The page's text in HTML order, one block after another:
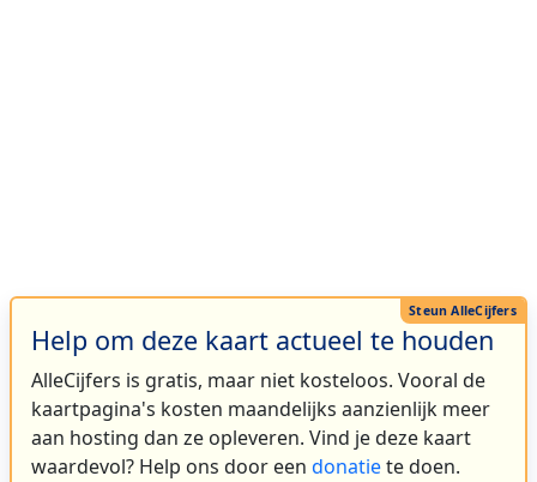
Help om deze kaart actueel te houden
AlleCijfers is gratis, maar niet kosteloos. Vooral de
kaartpagina's kosten maandelijks aanzienlijk meer
aan hosting dan ze opleveren. Vind je deze kaart
waardevol? Help ons door een donatiete doen.